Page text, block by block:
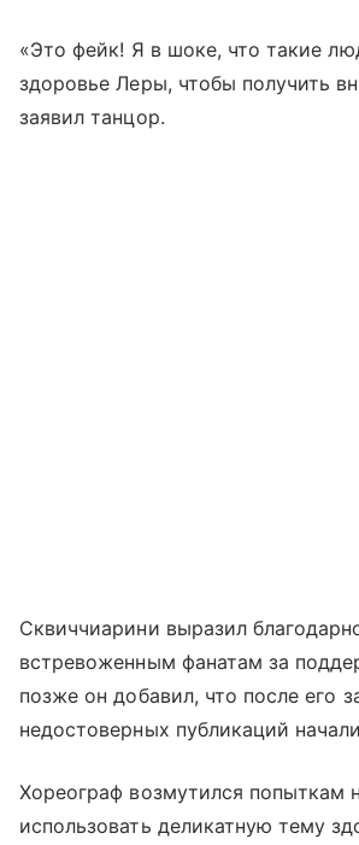
«Это фейк! Я в шоке, что такие
здоровье Леры, чтобы получить
заявил танцор.
Сквиччиарини выразил
встревоженным фанатам за
позже он добавил, что после его
недостоверных публикаций
Хореограф возмутился попыткам
использовать деликатную тему